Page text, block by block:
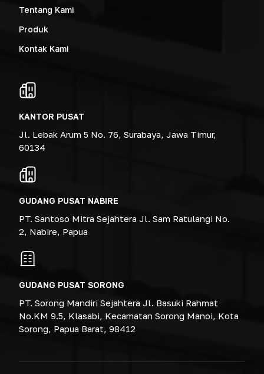
Tentang Kami
Produk
Kontak Kami
KANTOR PUSAT
Jl. Lebak Arum 5 No. 76, Surabaya, Jawa Timur,
60134
GUDANG PUSAT NABIRE
PT. Santoso Mitra Sejahtera Jl. Sam Ratulangi No.
2, Nabire, Papua
GUDANG PUSAT SORONG
PT. Sorong Mandiri Sejahtera Jl. Basuki Rahmat
No.KM 9.5, Klasabi, Kecamatan Sorong Manoi, Kota
Sorong, Papua Barat, 98412